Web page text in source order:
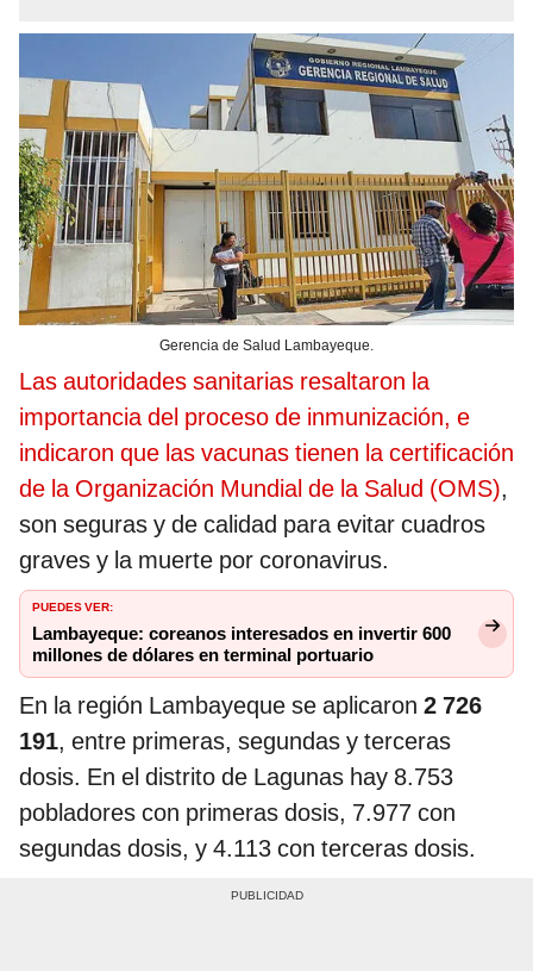
Gerencia de Salud Lambayeque.
Las autoridades sanitarias resaltaron la
importancia del proceso de inmunización, e
indicaron que las vacunas tienen la certificación
de la Organización Mundial de la Salud (OMS),
son seguras y de calidad para evitar cuadros
graves y la muerte por coronavirus.
PUEDES VER:
Lambayeque: coreanos interesados en invertir 600
millones de dólares en terminal portuario
En la región Lambayeque se aplicaron 2 726
191, entre primeras, segundas y terceras
dosis. En el distrito de Lagunas hay 8.753
pobladores con primeras dosis, 7.977 con
segundas dosis, y 4.113 con terceras dosis.